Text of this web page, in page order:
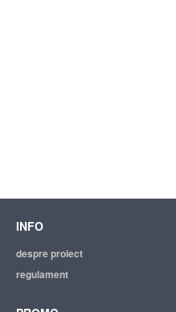
INFO
despre proiect
regulament